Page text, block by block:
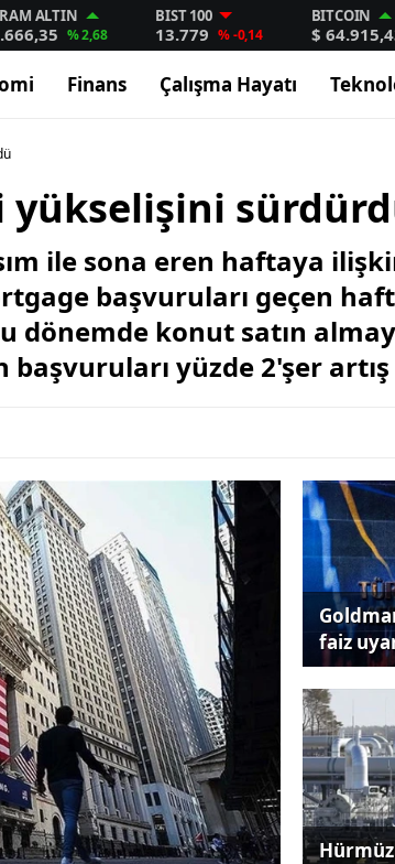
ALTIN
% 2,68
BIST 100
13.779 % -0,14
BITCOIN
$
Finans Çalışma Hayatı
yükselişini
ile sona eren haftaya
başvuruları geçen
dönemde konut satın
yüzde 2'şer
faiz